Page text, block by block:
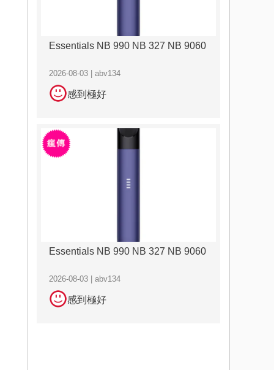
Essentials NB 990 NB 327 NB 9060
2026-08-03 | abv134
感到極好
Essentials NB 990 NB 327 NB 9060
2026-08-03 | abv134
感到極好